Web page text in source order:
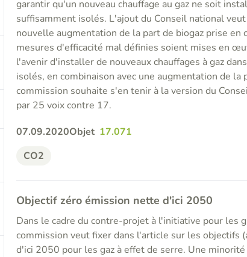
garantir qu'un nouveau chauffage au gaz ne soit
suffisamment isolés. L'ajout du Conseil national
nouvelle augmentation de la part de biogaz prise en
mesures d'efficacité mal définies soient mises en
l'avenir d'installer de nouveaux chauffages à gaz
isolés, en combinaison avec une augmentation de la
commission souhaite s'en tenir à la version du
par 25 voix contre 17.
07.09.2020Objet 17.071
CO2
Objectif zéro émission nette d'ici 2050
Dans le cadre du contre-projet à l'initiative pour les
commission veut fixer dans l'article sur les objectifs
d'ici 2050 pour les gaz à effet de serre. Une